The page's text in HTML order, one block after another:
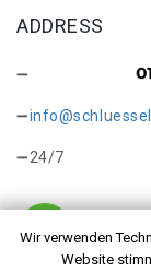
Wir verwenden
Website
ADDRESS
24/7